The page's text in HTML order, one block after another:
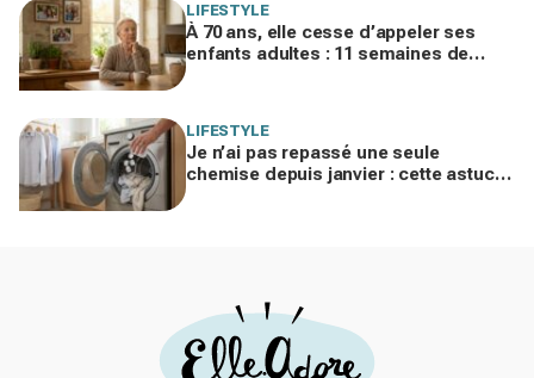
LIFESTYLE
À 70 ans, elle cesse d’appeler ses
enfants adultes : 11 semaines de
LIFESTYLE
Je n’ai pas repassé une seule
chemise depuis janvier : cette astuce